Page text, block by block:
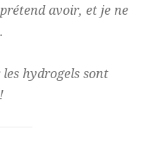
avoir, et je ne
hydrogels sont